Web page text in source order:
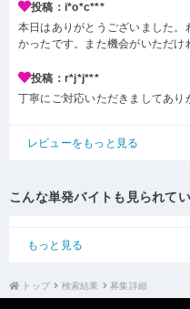
投稿：i*o*c***
本日はありがとうございました
かったです。また機会がいただけ
投稿：r*j*j***
丁寧にご対応いただきましてあ
レビューをもっと見る
こんな単発バイトも見られて
もっと見る
トップ 検索結果 募集詳細